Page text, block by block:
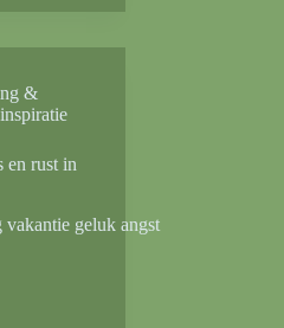
&
en rust in